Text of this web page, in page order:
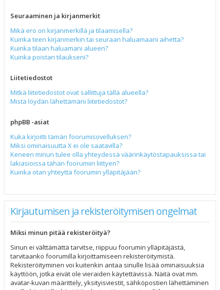
Seuraaminen ja kirjanmerkit
Mikä ero on kirjanmerkillä ja tilaamisella?
Kuinka teen kirjanmerkin tai seuraan haluamaani aihetta?
Kuinka tilaan haluamani alueen?
Kuinka poistan tilaukseni?
Liitetiedostot
Mitkä liitetiedostot ovat sallittuja tällä alueella?
Mistä löydän lähettämäni liitetiedostot?
phpBB -asiat
Kuka kirjoitti tämän foorumisovelluksen?
Miksi ominaisuutta X ei ole saatavilla?
Keneen minun tulee olla yhteydessä väärinkäytöstapauksissa tai
lakiasioissa tähän foorumiin liittyen?
Kuinka otan yhteyttä foorumin ylläpitäjään?
Kirjautumisen ja rekisteröitymisen ongelmat
Miksi minun pitää rekisteröityä?
Sinun ei välttämättä tarvitse, riippuu foorumin ylläpitäjästä,
tarvitaanko foorumilla kirjoittamiseen rekisteröitymistä.
Rekisteröityminen voi kuitenkin antaa sinulle lisää ominaisuuksia
käyttöön, jotka eivät ole vieraiden käytettävissä. Näitä ovat mm.
avatar-kuvan määrittely, yksityisviestit, sähköpostien lähettäminen